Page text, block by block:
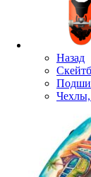
Назад